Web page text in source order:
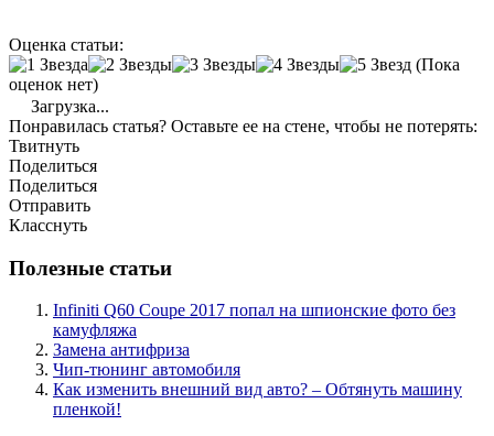
Оценка статьи:
(Пока
оценок нет)
Загрузка...
Понравилась статья? Оставьте ее на стене, чтобы не потерять:
Твитнуть
Поделиться
Поделиться
Отправить
Класснуть
Полезные статьи
Infiniti Q60 Coupe 2017 попал на шпионские фото без
камуфляжа
Замена антифриза
Чип-тюнинг автомобиля
Как изменить внешний вид авто? – Обтянуть машину
пленкой!